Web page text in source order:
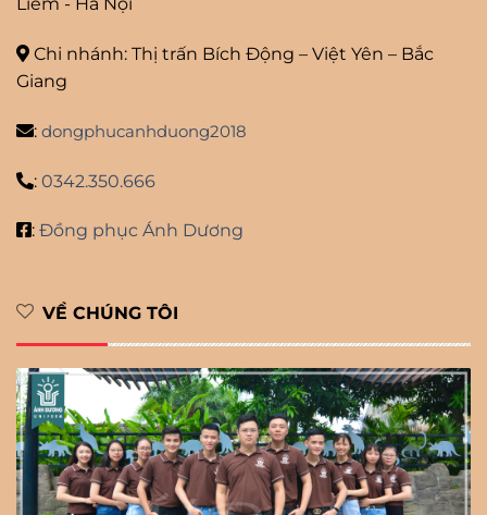
Chi nhánh: Thị trấn Bích Động – Việt Yên – Bắc
Giang
: dongphucanhduong2018
: 0342.350.666
: Đồng phục Ánh Dương
VỀ CHÚNG TÔI